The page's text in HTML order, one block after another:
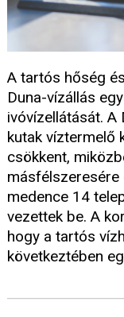
A tartós hőség
Duna-vízállás
ivóvízellátását.
kutak víztermelő
csökkent,
másfélszeresére
medence 14
vezettek be. A
hogy a tartós
következtében